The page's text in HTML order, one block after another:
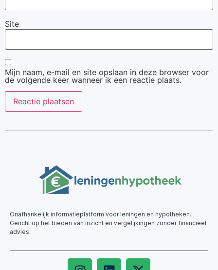
Site
Mijn naam, e-mail en site opslaan in deze browser voor
de volgende keer wanneer ik een reactie plaats.
Onafhankelijk informatieplatform voor leningen en hypotheken.
Gericht op het bieden van inzicht en vergelijkingen zonder financieel
advies.